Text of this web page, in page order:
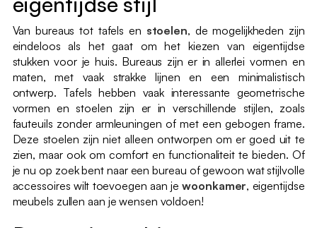
Van bureaus tot tafels en stoelen, de mogelijkheden zijn
eindeloos als het gaat om het kiezen van eigentijdse
stukken voor je huis. Bureaus zijn er in allerlei vormen en
maten, met vaak strakke lijnen en een minimalistisch
ontwerp. Tafels hebben vaak interessante geometrische
vormen en stoelen zijn er in verschillende stijlen, zoals
fauteuils zonder armleuningen of met een gebogen frame.
Deze stoelen zijn niet alleen ontworpen om er goed uit te
zien, maar ook om comfort en functionaliteit te bieden. Of
je nu op zoek bent naar een bureau of gewoon wat stijlvolle
accessoires wilt toevoegen aan jewoonkamer, eigentijdse
meubels zullen aan je wensen voldoen!